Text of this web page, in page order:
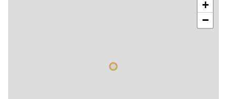
+
−